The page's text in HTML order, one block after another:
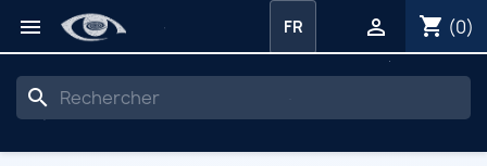
 shopping_cart (0)

FR
search